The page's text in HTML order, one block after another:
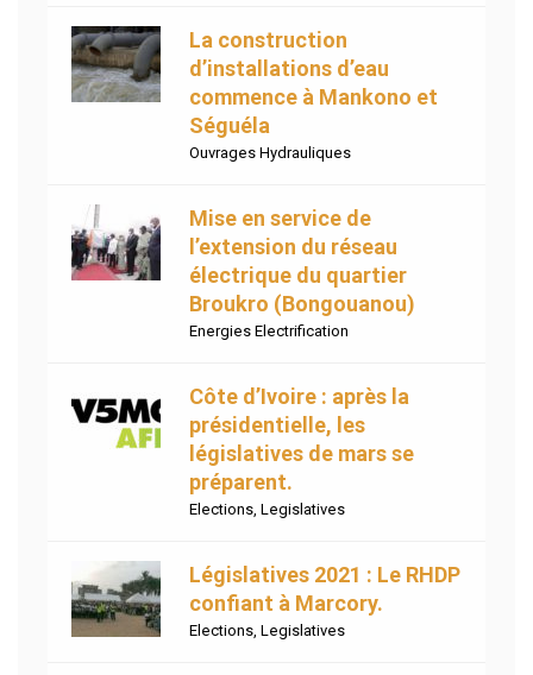
La construction
d’installations d’eau
commence à Mankono et
Séguéla
Ouvrages Hydrauliques
Mise en service de
l’extension du réseau
électrique du quartier
Broukro (Bongouanou)
Energies Electrification
Côte d’Ivoire : après la
présidentielle, les
législatives de mars se
préparent.
Elections Legislatives
Législatives 2021 : Le RHDP
confiant à Marcory.
Elections Legislatives